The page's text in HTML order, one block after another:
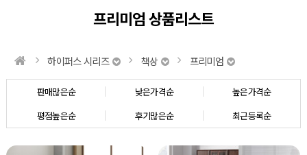
프리미엄 상품리스트
하이퍼스 시리즈 책상 프리미엄
판매많은순 낮은가격순
높은가격순
평점높은순
후기많은순 최근등록순